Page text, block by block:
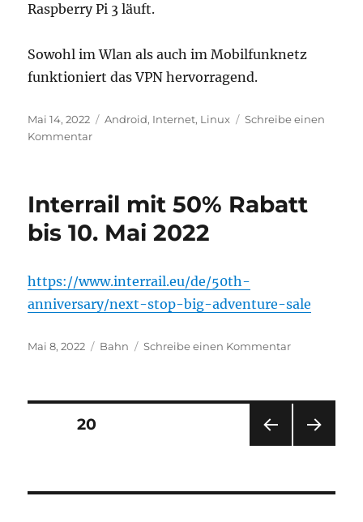
Raspberry Pi 3 läuft.
Sowohl im Wlan als auch im Mobilfunknetz
funktioniert das VPN hervorragend.
Veröffentlicht
am
Mai 14, 2022 Kategorien
Android, Internet, Linux
Schreibe einen
Kommentarzu
Interrail mit 50% Rabatt
bis 10. Mai 2022
https://www.interrail.eu/de/50th-
anniversary/next-stop-big-adventure-sale
Veröffentlicht
Mai 8, 2022 Kategorien
Bahn Schreibe einen Kommentarzu
10.
Seitennummerierung
Beiträge
SEIT
SEITE20
E